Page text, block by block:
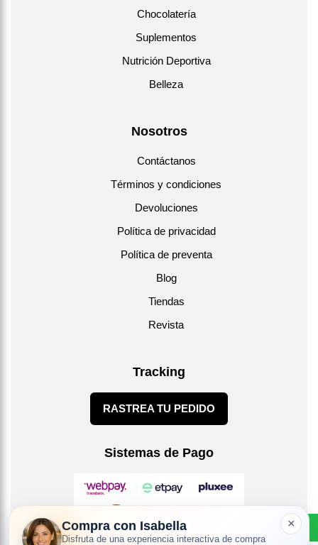
Chocolatería
Suplementos
Nutrición Deportiva
Belleza
Nosotros
Contáctanos
Términos y condiciones
Devoluciones
Política de privacidad
Política de preventa
Blog
Tiendas
Revista
Tracking
RASTREA TU PEDIDO
Sistemas de Pago